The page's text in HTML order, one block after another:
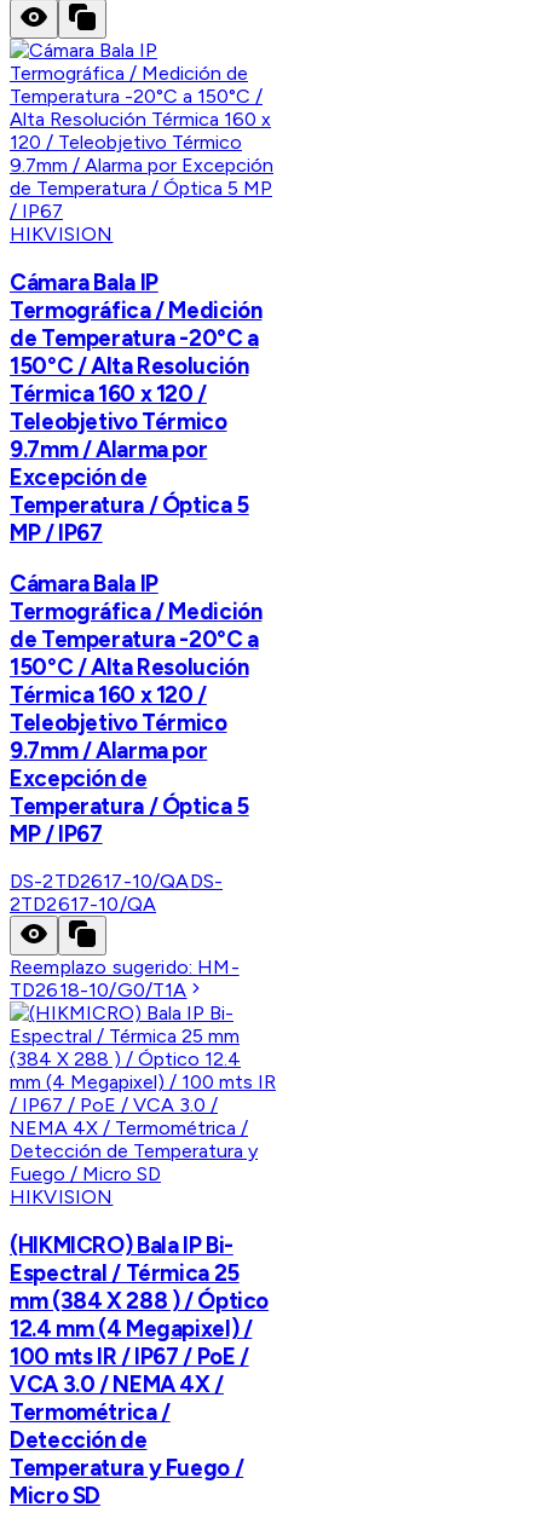
HIKVISION
Cámara Bala IP
Termográfica / Medición
de Temperatura -20°C a
150°C / Alta Resolución
Térmica 160 x 120 /
Teleobjetivo Térmico
9.7mm / Alarma por
Excepción de
Temperatura / Óptica 5
MP / IP67
Cámara Bala IP
Termográfica / Medición
de Temperatura -20°C a
150°C / Alta Resolución
Térmica 160 x 120 /
Teleobjetivo Térmico
9.7mm / Alarma por
Excepción de
Temperatura / Óptica 5
MP / IP67
DS-2TD2617-10/QADS-
2TD2617-10/QA
Reemplazo sugerido: HM-
TD2618-10/G0/T1A
HIKVISION
(HIKMICRO) Bala IP Bi-
Espectral / Térmica 25
mm (384 X 288 ) / Óptico
12.4 mm (4 Megapixel) /
100 mts IR / IP67 / PoE /
VCA 3.0 / NEMA 4X /
Termométrica /
Detección de
Temperatura y Fuego /
Micro SD